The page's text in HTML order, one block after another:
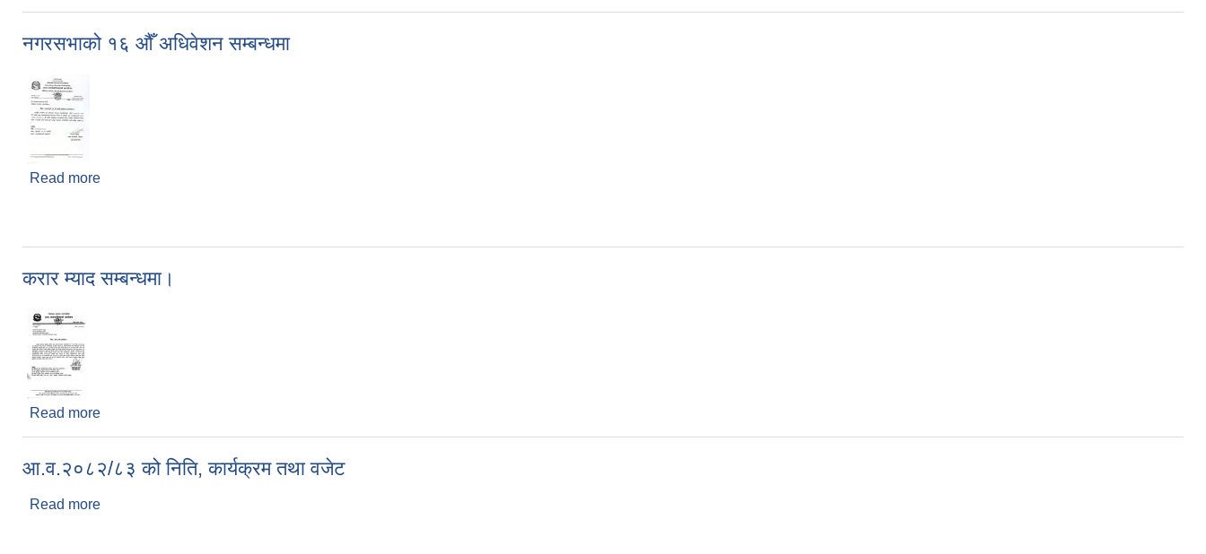
नगरसभाको १६ औँ अधिवेशन सम्बन्धमा
Read more
करार म्याद सम्बन्धमा।
Read more
आ.व.२०८२/८३ को निति, कार्यक्रम तथा वजेट
Read more